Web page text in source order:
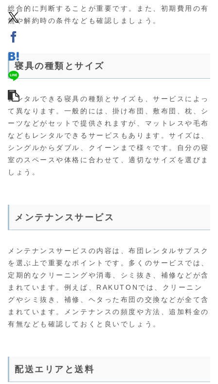
総合的に判断することが重要です。また、初期費用の有
無や解約時の条件なども確認しましょう。
寝具の種類とサイズ
レンタルできる寝具の種類とサイズも、サービスによっ
て異なります。一般的には、掛け布団、敷布団、枕、シ
ーツなどがセットで提供されますが、マットレスや毛布
などもレンタルできるサービスもあります。サイズは、
シングルからダブル、クイーンまで様々です。自分の寝
室のスペースや体格に合わせて、適切なサイズを選びま
しょう。
メンテナンスサービス
メンテナンスサービスの内容は、布団レンタルサブスク
を選ぶ上で重要なポイントです。多くのサービスでは、
定期的なクリーニングや消毒、シミ抜き、補修などが含
まれています。例えば、RAKUTONでは、クリーニン
グやシミ抜き、補修、ヘタった布団の交換などが全て含
まれています。メンテナンスの頻度や方法、追加料金の
有無なども確認しておくと良いでしょう。
配送エリアと送料